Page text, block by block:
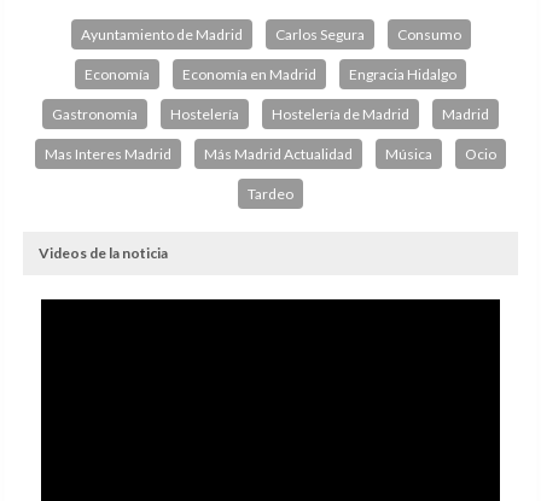
Ayuntamiento de Madrid Carlos Segura Consumo
Economía Economía en Madrid Engracia Hidalgo
Gastronomía Hostelería Hostelería de Madrid Madrid
Mas Interes Madrid Más Madrid Actualidad Música Ocio
Tardeo
Videos de la noticia